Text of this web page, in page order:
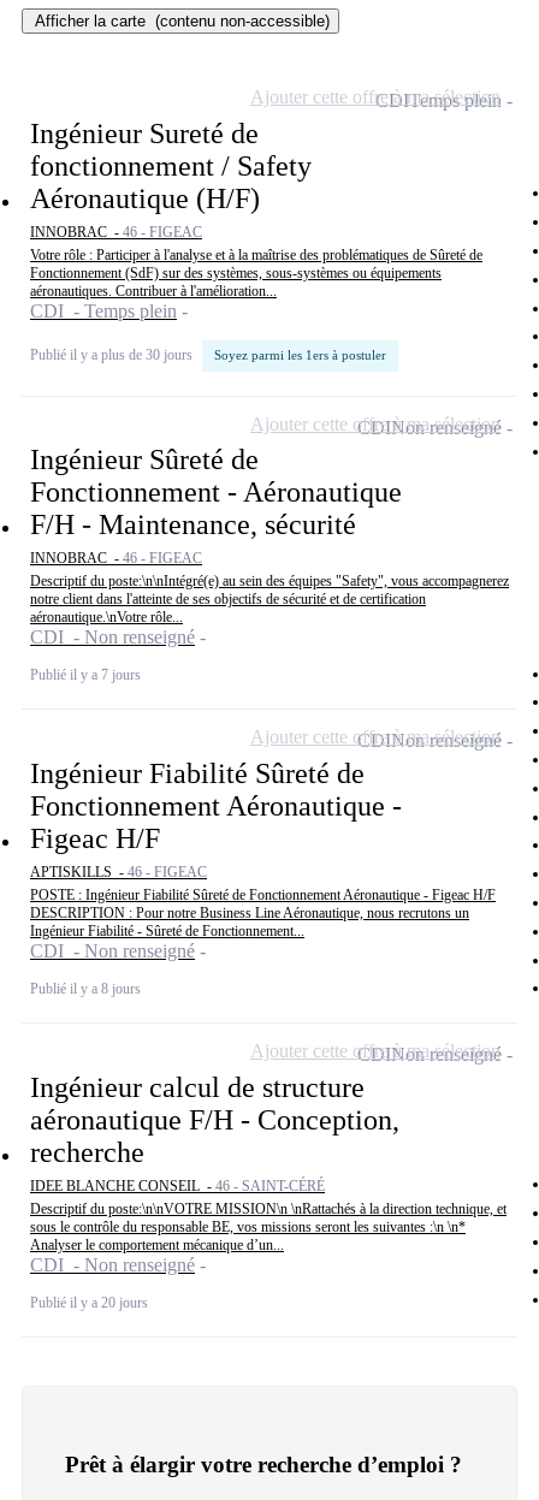
Afficher la carte (contenu non-accessible)
Ingénieur Sureté de
fonctionnement / Safety
Aéronautique (H/F)
INNOBRAC - 46 - FIGEAC
Votre rôle : Participer à l'analyse et à la maîtrise des problématiques de Sûreté de
Fonctionnement (SdF) sur des systèmes, sous-systèmes ou équipements
aéronautiques. Contribuer à l'amélioration...
CDI - Temps plein
Publié il y a plus de 30 jours Soyez parmi les 1ers à postuler
CDITemps plein
Ajouter cette offre à ma sélection
Ingénieur Sûreté de
Fonctionnement - Aéronautique
F/H - Maintenance, sécurité
INNOBRAC - 46 - FIGEAC
Descriptif du poste:\n\nIntégré(e) au sein des équipes "Safety", vous accompagnerez
notre client dans l'atteinte de ses objectifs de sécurité et de certification
aéronautique.\nVotre rôle...
CDI - Non renseigné
Publié il y a 7 jours
CDINon renseigné
Ajouter cette offre à ma sélection
Ingénieur Fiabilité Sûreté de
Fonctionnement Aéronautique -
Figeac H/F
APTISKILLS - 46 - FIGEAC
POSTE : Ingénieur Fiabilité Sûreté de Fonctionnement Aéronautique - Figeac H/F
DESCRIPTION : Pour notre Business Line Aéronautique, nous recrutons un
Ingénieur Fiabilité - Sûreté de Fonctionnement...
CDI - Non renseigné
Publié il y a 8 jours
CDINon renseigné
Ajouter cette offre à ma sélection
Ingénieur calcul de structure
aéronautique F/H - Conception,
recherche
IDEE BLANCHE CONSEIL - 46 - SAINT-CÉRÉ
Descriptif du poste:\n\nVOTRE MISSION\n \nRattachés à la direction technique, et
sous le contrôle du responsable BE, vos missions seront les suivantes :\n \n*
Analyser le comportement mécanique d’un...
CDI - Non renseigné
Publié il y a 20 jours
CDINon renseigné
Ajouter cette offre à ma sélection
Prêt à élargir votre recherche d’emploi ?